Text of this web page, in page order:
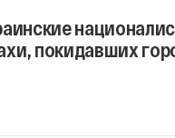
покидавших